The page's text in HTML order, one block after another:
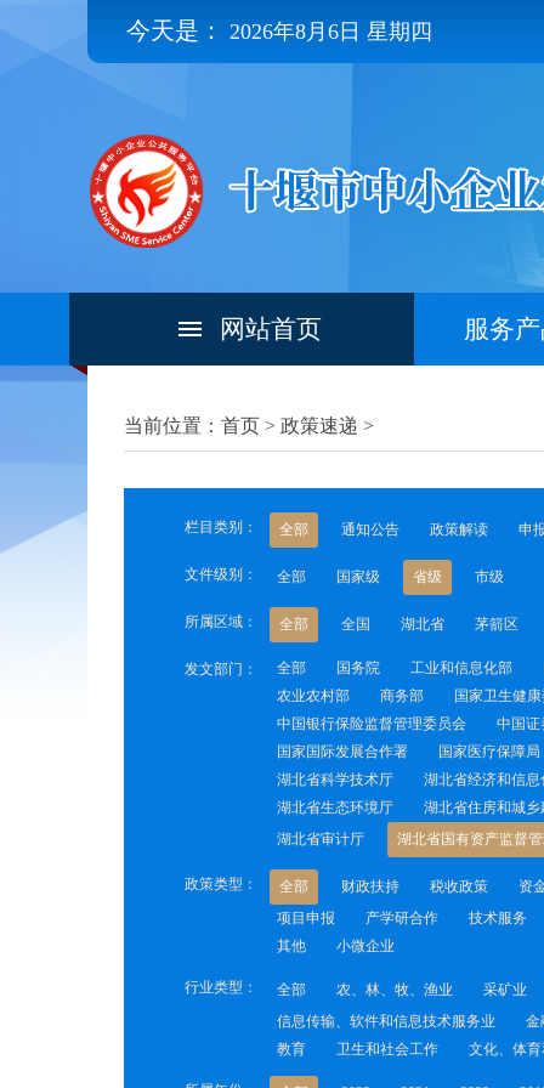
今天是： 2026年8月6日 星期四
网站首页 服务
当前位置：首页 > 政策速递 >
栏目类别： 全部 通知公告 政策解读 申
文件级别： 全部 国家级 省级 市级
所属区域： 全部 全国 湖北省 茅箭区
发文部门： 全部 国务院 工业和信息化部
农业农村部
商务部 国家卫生健
中国银行保险监督管理委员会
中国证
国家国际发展合作署
国家医疗保障局
湖北省科学技术厅
湖北省经济和信息
湖北省生态环境厅
湖北省住房和城乡
湖北省审计厅
湖北省国有资产监督
政策类型： 全部 财政扶持 税收政策 资
项目申报
产学研合作 技术服务
其他
小微企业
行业类型： 全部 农、林、牧、渔业 采矿业
信息传输、软件和信息技术服务业
金
教育
卫生和社会工作 文化、体